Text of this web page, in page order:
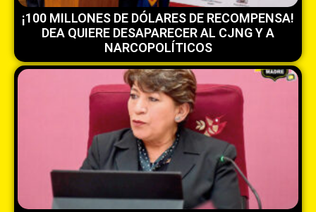
¡100 MILLONES DE DÓLARES DE RECOMPENSA!
DEA QUIERE DESAPARECER AL CJNG Y A
NARCOPOLÍTICOS